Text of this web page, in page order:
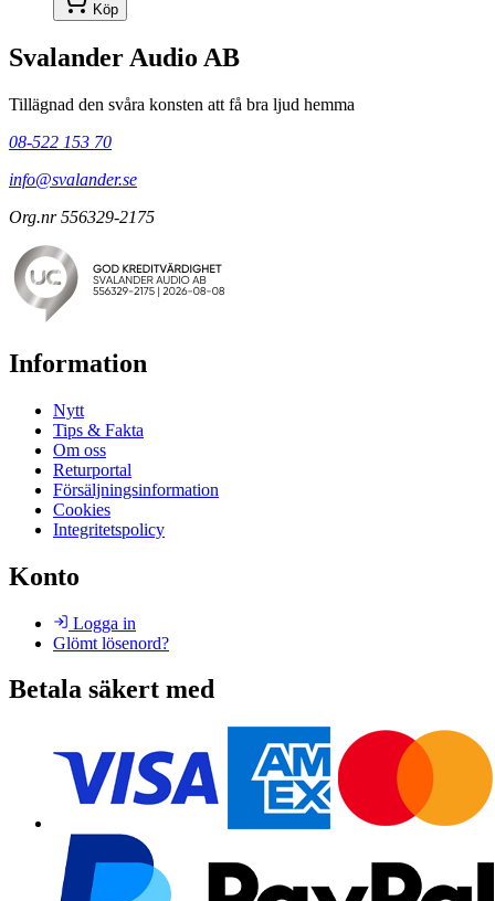
Köp
Svalander Audio AB
Tillägnad den svåra konsten att få bra ljud hemma
08-522 153 70
info@svalander.se
Org.nr 556329-2175
Information
Nytt
Tips & Fakta
Om oss
Returportal
Försäljningsinformation
Cookies
Integritetspolicy
Konto
Logga in
Glömt lösenord?
Betala säkert med